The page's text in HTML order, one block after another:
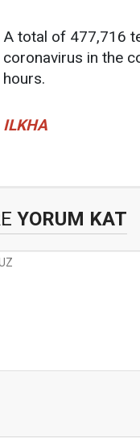
A total of 477,716
coronavirus in the
hours.
ILKHA
YORUM KAT